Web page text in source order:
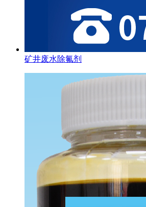
矿井废水除氟剂